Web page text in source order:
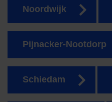
Noordwijk
Pijnacker-Nootdorp
Schiedam